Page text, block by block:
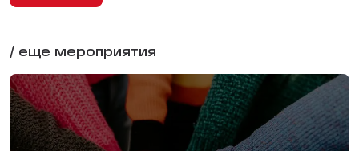
/ еще мероприятия